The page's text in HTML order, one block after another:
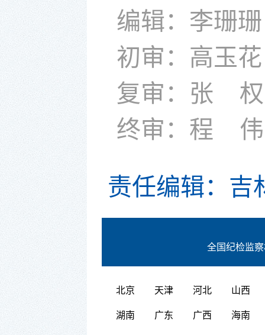
编辑：李珊珊
初审：高玉花
复审：张 权
终审：程
伟
责任编辑：吉
全国纪检监
北京 天津 河北 山西
湖南 广东 广西 海南